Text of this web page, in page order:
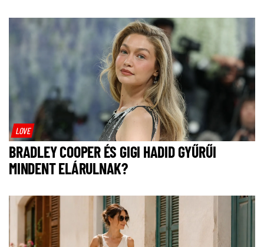
LOVE
BRADLEY COOPER ÉS GIGI HADID GYŰRŰI
MINDENT ELÁRULNAK?